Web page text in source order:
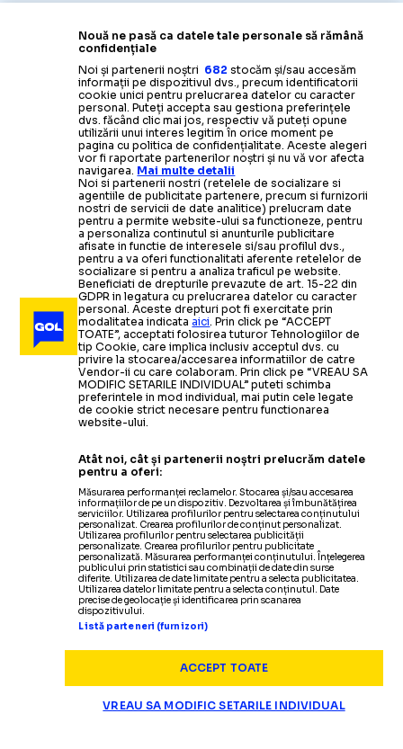
Nouă ne pasă ca datele tale personale să rămână
confidențiale
Noi și partenerii noștri 682 stocăm și/sau accesăm
informații pe dispozitivul dvs., precum identificatorii
cookie unici pentru prelucrarea datelor cu caracter
personal. Puteți accepta sau gestiona preferințele
dvs. făcând clic mai jos, respectiv vă puteți opune
utilizării unui interes legitim în orice moment pe
pagina cu politica de confidențialitate. Aceste alegeri
vor fi raportate partenerilor noștri și nu vă vor afecta
navigarea. Mai multe detalii
Noi si partenerii nostri (retelele de socializare si
agentiile de publicitate partenere, precum si furnizorii
nostri de servicii de date analitice) prelucram date
pentru a permite website-ului sa functioneze, pentru
a personaliza continutul si anunturile publicitare
afisate in functie de interesele si/sau profilul dvs.,
pentru a va oferi functionalitati aferente retelelor de
socializare si pentru a analiza traficul pe website.
Beneficiati de drepturile prevazute de art. 15-22 din
GDPR in legatura cu prelucrarea datelor cu caracter
personal. Aceste drepturi pot fi exercitate prin
modalitatea indicataaici. Prin click pe “ACCEPT
TOATE”, acceptati folosirea tuturor Tehnologiilor de
tip Cookie, care implica inclusiv acceptul dvs. cu
privire la stocarea/accesarea informatiilor de catre
Vendor-ii cu care colaboram. Prin click pe “VREAU SA
MODIFIC SETARILE INDIVIDUAL” puteti schimba
preferintele in mod individual, mai putin cele legate
de cookie strict necesare pentru functionarea
website-ului.
Atât noi, cât și partenerii noștri prelucrăm datele
pentru a oferi:
Măsurarea performanței reclamelor. Stocarea și/sau accesarea
informațiilor de pe un dispozitiv. Dezvoltarea și îmbunătățirea
serviciilor. Utilizarea profilurilor pentru selectarea conținutului
personalizat. Crearea profilurilor de conținut personalizat.
Utilizarea profilurilor pentru selectarea publicității
personalizate. Crearea profilurilor pentru publicitate
personalizată. Măsurarea performanței conținutului. Înțelegerea
publicului prin statistici sau combinații de date din surse
diferite. Utilizarea de date limitate pentru a selecta publicitatea.
Utilizarea datelor limitate pentru a selecta conținutul. Date
precise de geolocație și identificarea prin scanarea
dispozitivului.
Listă parteneri (furnizori)
ACCEPT TOATE
VREAU SA MODIFIC SETARILE INDIVIDUAL